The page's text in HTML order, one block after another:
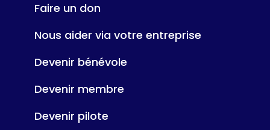
Faire un don
Nous aider via votre entreprise
Devenir bénévole
Devenir membre
Devenir pilote